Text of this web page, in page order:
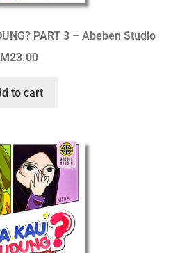
PART 3 – Abeben Studio
23.00
to cart